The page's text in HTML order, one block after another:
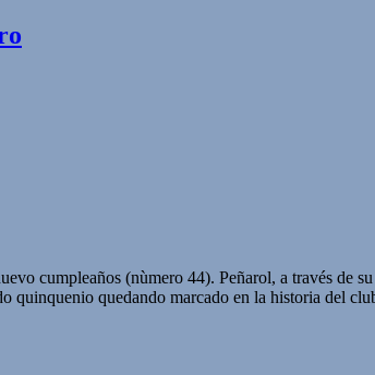
cumpleaños (nùmero 44). Peñarol, a través de
quinquenio quedando marcado en la historia del